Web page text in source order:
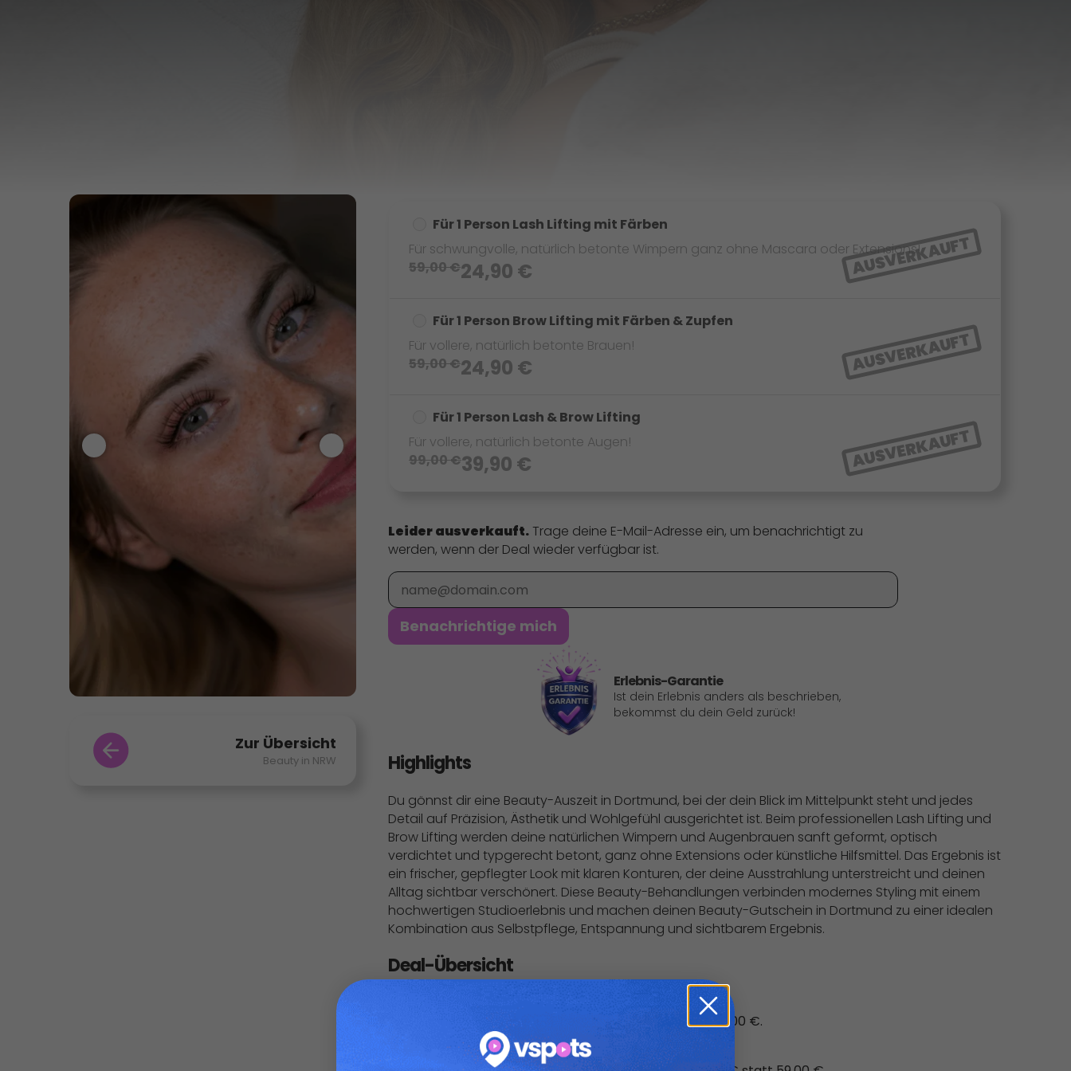
Zur Übersicht
Beauty in NRW
Für 1 Person Lash Lifting mit Färben
Für schwungvolle, natürlich betonte Wimpern ganz ohne Mascara oder Extensions!
59,00€24,90 € AUSVERKAUFT
Für 1 Person Brow Lifting mit Färben & Zupfen
Für vollere, natürlich betonte Brauen!
59,00€24,90 € AUSVERKAUFT
Für 1 Person Lash & Brow Lifting
Für vollere, natürlich betonte Augen!
99,00€39,90 € AUSVERKAUFT
Leider ausverkauft. Trage deine E-Mail-Adresse ein, um benachrichtigt zu
werden, wenn der Deal wieder verfügbar ist.
E-Mail
Benachrichtige mich
Erlebnis-Garantie
Ist dein Erlebnis anders als beschrieben,
bekommst du dein Geld zurück!
Highlights
Du gönnst dir eine Beauty-Auszeit in Dortmund, bei der dein Blick im Mittelpunkt steht und jedes
Detail auf Präzision, Ästhetik und Wohlgefühl ausgerichtet ist. Beim professionellen Lash Lifting und
Brow Lifting werden deine natürlichen Wimpern und Augenbrauen sanft geformt, optisch
verdichtet und typgerecht betont, ganz ohne Extensions oder künstliche Hilfsmittel. Das Ergebnis ist
ein frischer, gepflegter Look mit klaren Konturen, der deine Ausstrahlung unterstreicht und deinen
Alltag sichtbar verschönert. Diese Beauty-Behandlungen verbinden modernes Styling mit einem
hochwertigen Studioerlebnis und machen deinen Beauty-Gutschein in Dortmund zu einer idealen
Kombination aus Selbstpflege, Entspannung und sichtbarem Ergebnis.
Deal-Übersicht
Lash Lifting mit Färben für 1 Person für 24,90 € statt 59,00 €.